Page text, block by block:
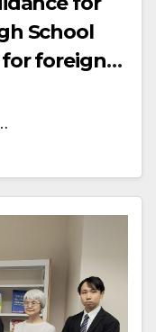
School
foreign